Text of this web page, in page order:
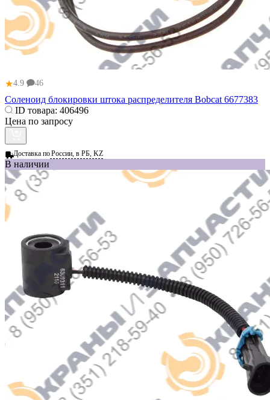
★4.9 46
Соленоид блокировки штока распределителя Bobcat 6677383
ID товара: 406496
Цена по запросу
Доставка поРоссии, в РБ, KZ
В наличии